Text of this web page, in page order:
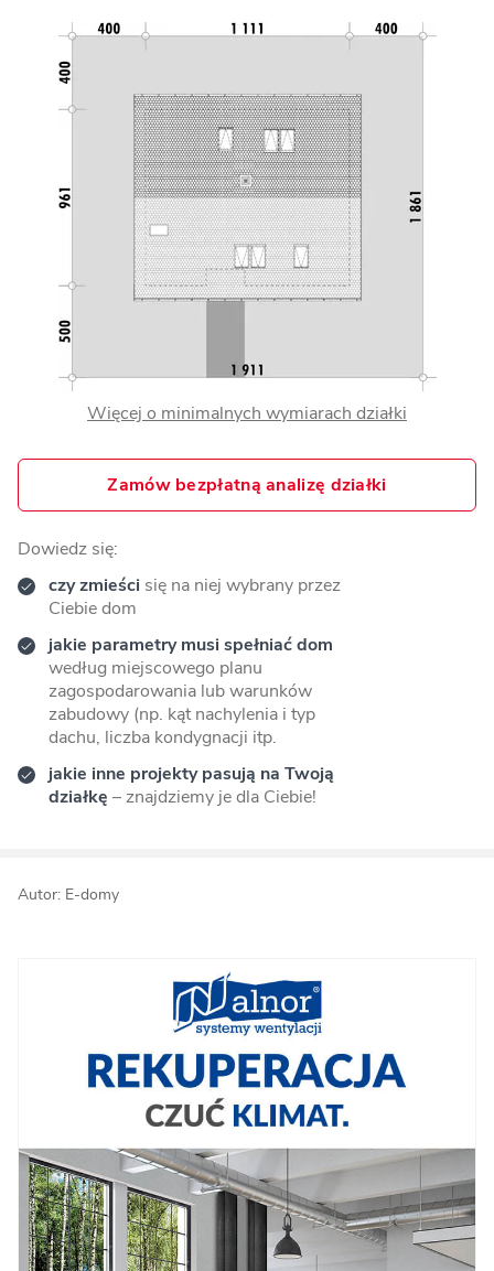
Więcej o minimalnych wymiarach działki
Zamów bezpłatną analizę działki
Dowiedz się:
czy zmieści się na niej wybrany przez
Ciebie dom
jakie parametry musi spełniać dom
według miejscowego planu
zagospodarowania lub warunków
zabudowy (np. kąt nachylenia i typ
dachu, liczba kondygnacji itp.
jakie inne projekty pasują na Twoją
działkę – znajdziemy je dla Ciebie!
Autor: E-domy